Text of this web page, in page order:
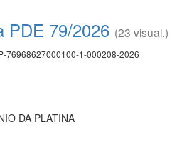
PDE 79/2026 (23 visual.)
76968627000100-1-000208-2026
DA PLATINA